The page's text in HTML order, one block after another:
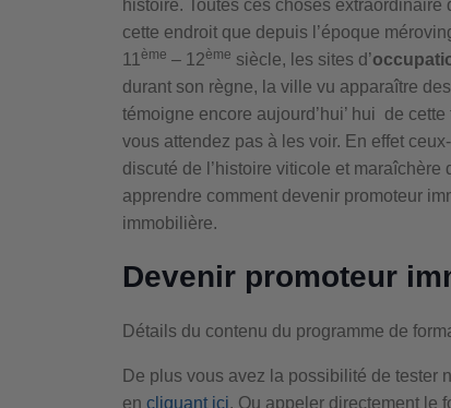
histoire. Toutes ces choses
cette endroit que depuis l’époque
11 ème – 12ème siècle, les sites d’
durant son règne, la ville vu apparaître
témoigne encore aujourd’hui’ hui de
vous attendez pas à les voir. En effet
discuté de l’histoire viticole et
apprendre comment devenir promoteur
immobilière.
Devenir promoteur
Détails du contenu du programme de
De plus vous avez la possibilité de tester
en cliquant ici. Ou appeler directement le